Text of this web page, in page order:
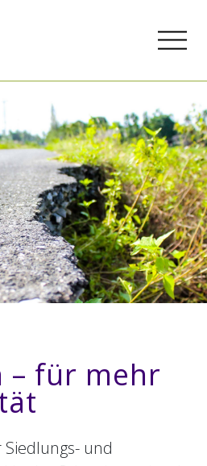
– für mehr
und